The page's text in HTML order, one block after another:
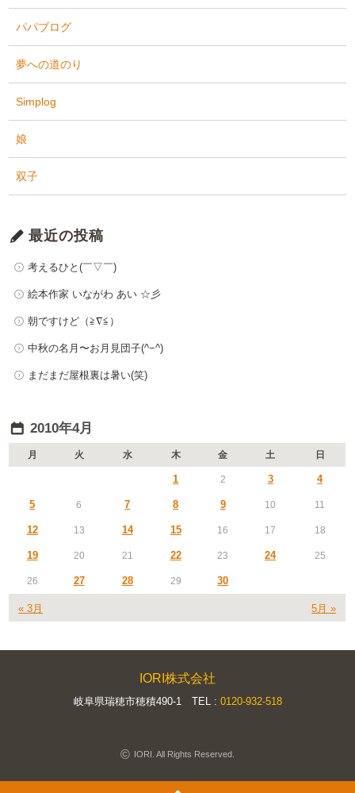
パパブログ
夢への道のり
Simplog
娘
双子
最近の投稿
考えるひと(￣▽￣)
絵本作家 いながわ あい ☆彡
朝ですけど（≧∇≦）
中秋の名月〜お月見団子(^−^)
まだまだ屋根裏は暑い(笑)
2010年4月
月 火 水 木 金 土 日
« 3月 5月 »
1 2 3 4
5 6 7 8 9 10 11
12 13 14 15 16 17 18
19 20 21 22 23 24 25
26 27 28 29 30
IORI株式会社
岐阜県瑞穂市穂積490-1 TEL : 0120-932-518
© IORI. All Rights Reserved.